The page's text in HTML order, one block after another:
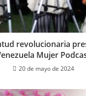
revolucionaria
Mujer
20 de mayo de 2024